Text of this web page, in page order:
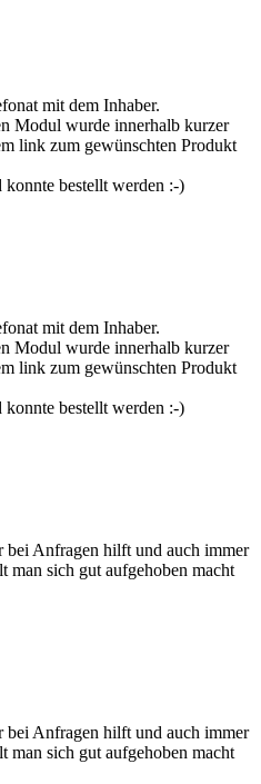
mit dem Inhaber.
Modul wurde innerhalb kurzer
link zum gewünschten Produkt
bestellt werden :-)
mit dem Inhaber.
Modul wurde innerhalb kurzer
link zum gewünschten Produkt
bestellt werden :-)
bei Anfragen hilft und auch immer
man sich gut aufgehoben macht
bei Anfragen hilft und auch immer
man sich gut aufgehoben macht